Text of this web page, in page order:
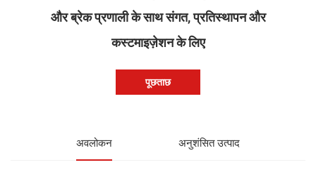
और ब्रेक प्रणाली के साथ संगत, प्रतिस्थापन और
कस्टमाइज़ेशन के लिए
पूछताछ
अवलोकन अनुशंसित उत्पाद